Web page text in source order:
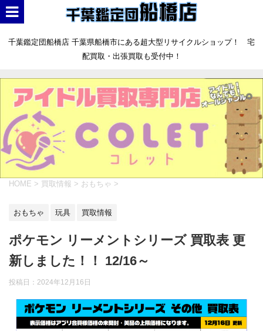
千葉鑑定団船橋店 千葉県船橋市にある超大型リサイクルショップ！ 宅
配買取・出張買取も受付中！
HOME > 買取情報 > おもちゃ >
おもちゃ 玩具 買取情報
ポケモン リーメントシリーズ 買取表 更
新しました！！ 12/16～
投稿日： 2024年12月16日